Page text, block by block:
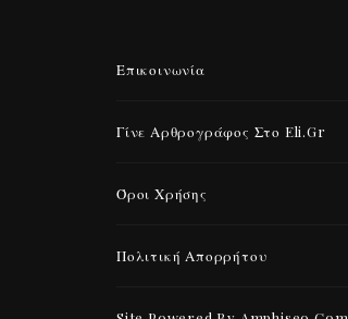
Επικοινωνία
Γίνε Αρθρογράφος Στο Eli.gr
Όροι Χρήσης
Πολιτική Απορρήτου